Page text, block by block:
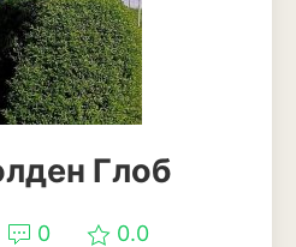
Глоб
0 0.0